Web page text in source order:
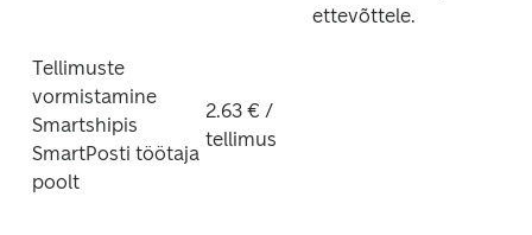
ettevõttele.
Tellimuste
vormistamine
Smartshipis
SmartPosti töötaja
poolt
2.63 € /
tellimus